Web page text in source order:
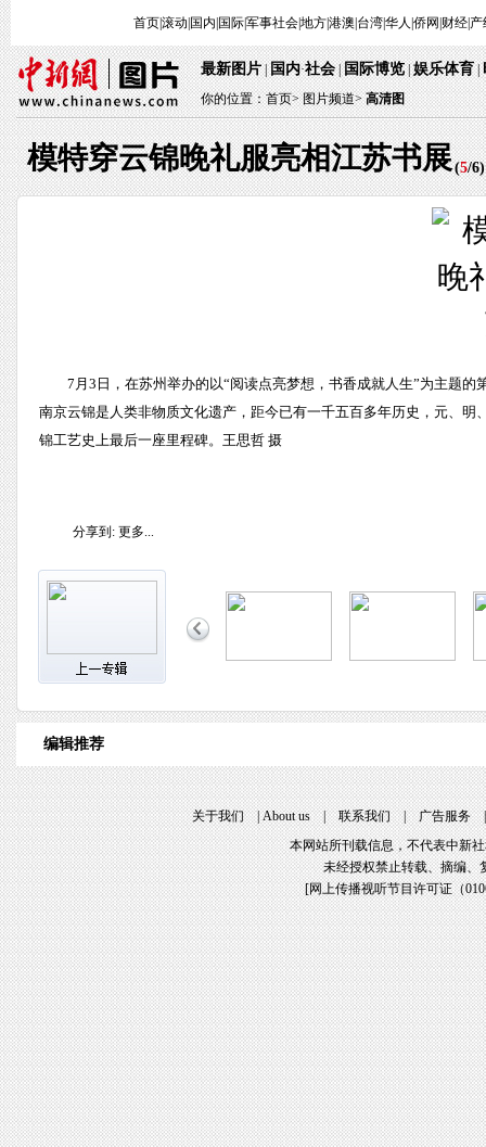
首页|滚动 国内 国际|军事社会|地方|港澳 台湾|华人 侨网 财经| 产
最新图片|国内·社会|国际博览|娱乐体育|
你的位置：首页>图片频道> 高清图
模特穿云锦晚礼服亮相江苏书展(5/6)
7月3日，在苏州举办的以“阅读点亮梦想，书香成就人生”为主题
南京云锦是人类非物质文化遗产，距今已有一千五百多年历史，元、
锦工艺史上最后一座里程碑。王思哲 摄
分享到: 更多...
编辑推荐
关于我们|About us|联系我们|广告服务
本网站所刊载信息，不代表中新
未经授权禁止转载、摘编、
[网上传播视听节目许可证（